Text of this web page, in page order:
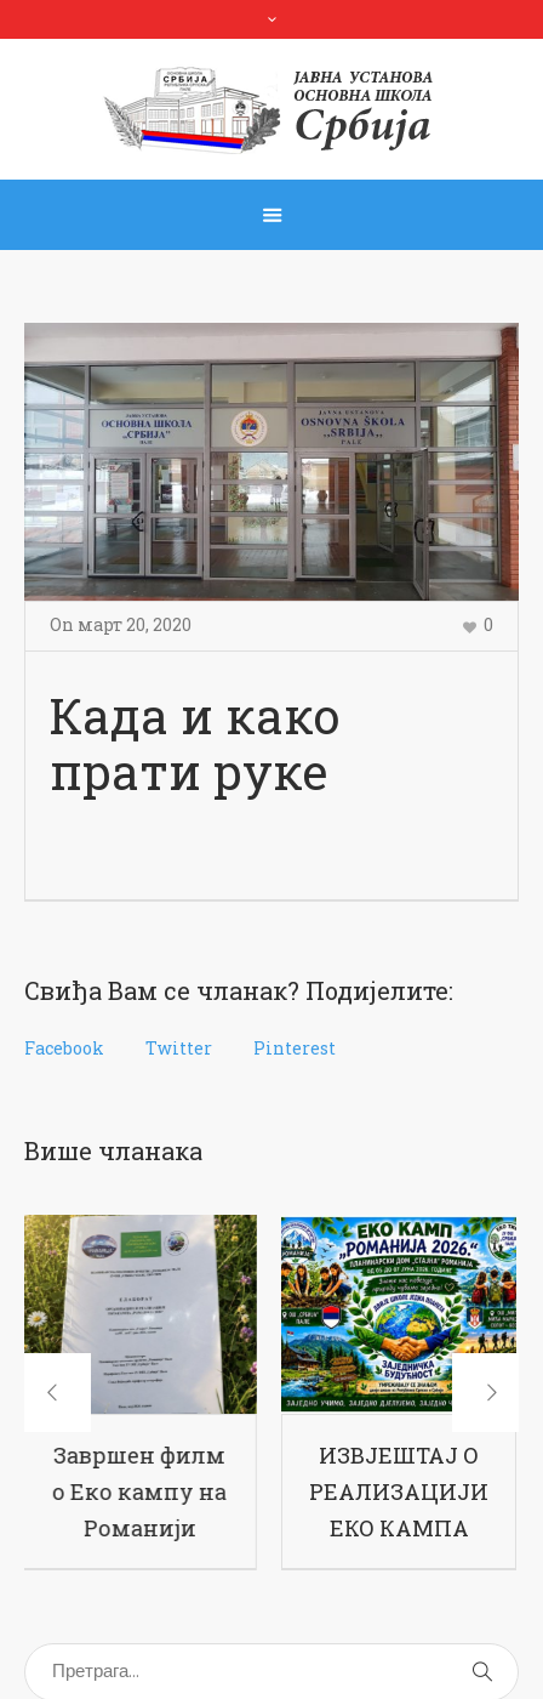
On март 20, 2020 0
Када и како
прати руке
Свиђа Вам се чланак? Подијелите:
Facebook Twitter Pinterest
Више чланака
ИЗВЈЕШТАЈ О
РЕАЛИЗАЦИЈИ
ЕКО КАМПА
17-ти рођендан
наше школе